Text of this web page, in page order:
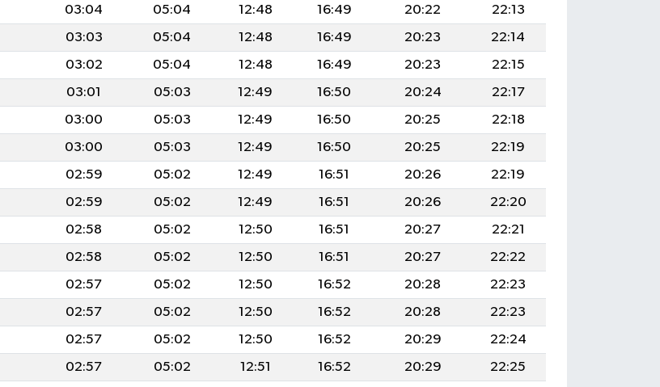
03:04 05:04 12:48 16:49 20:22
22:13
03:03 05:04 12:48 16:49 20:23
22:14
03:02 05:04 12:48 16:49 20:23
22:15
03:01 05:03 12:49 16:50 20:24
22:17
03:00 05:03 12:49 16:50 20:25
22:18
03:00 05:03 12:49 16:50 20:25
22:19
02:59 05:02 12:49 16:51 20:26
22:19
02:59 05:02 12:49 16:51 20:26
22:20
02:58 05:02 12:50 16:51 20:27
22:21
02:58 05:02 12:50 16:51 20:27
22:22
02:57 05:02 12:50 16:52 20:28
22:23
02:57 05:02 12:50 16:52 20:28
22:23
02:57 05:02 12:50 16:52 20:29
22:24
02:57 05:02 12:51 16:52 20:29
22:25